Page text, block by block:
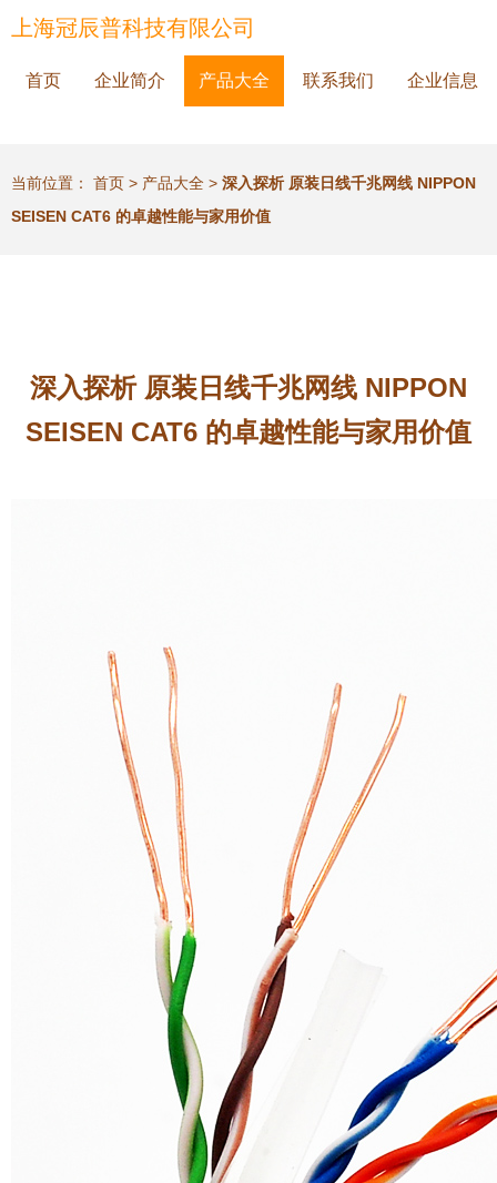
上海冠辰普科技有限公司
首页 企业简介 产品大全 联系我们 企业信息
当前位置： 首页 > 产品大全 > 深入探析 原装日线千兆网线 NIPPON
SEISEN CAT6 的卓越性能与家用价值
深入探析 原装日线千兆网线 NIPPON
SEISEN CAT6 的卓越性能与家用价值